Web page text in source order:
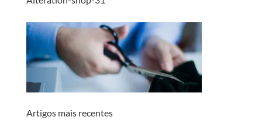
Artigos mais recentes